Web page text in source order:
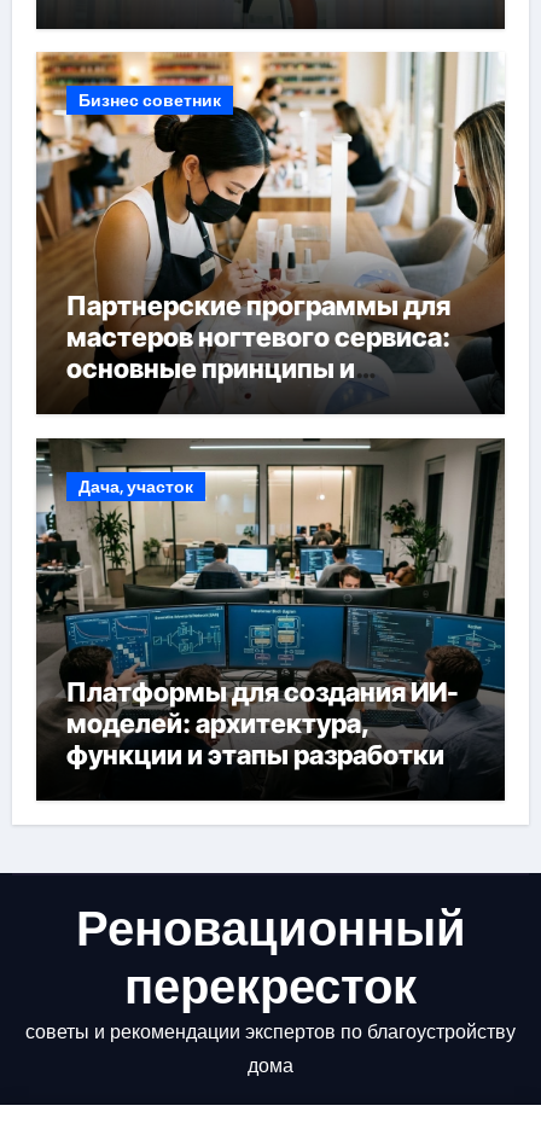
Бизнес советник
Партнерские программы для
мастеров ногтевого сервиса:
основные принципы и
форматы участия
Дача, участок
Платформы для создания ИИ-
моделей: архитектура,
функции и этапы разработки
Реновационный
перекресток
советы и рекомендации экспертов по благоустройству
дома